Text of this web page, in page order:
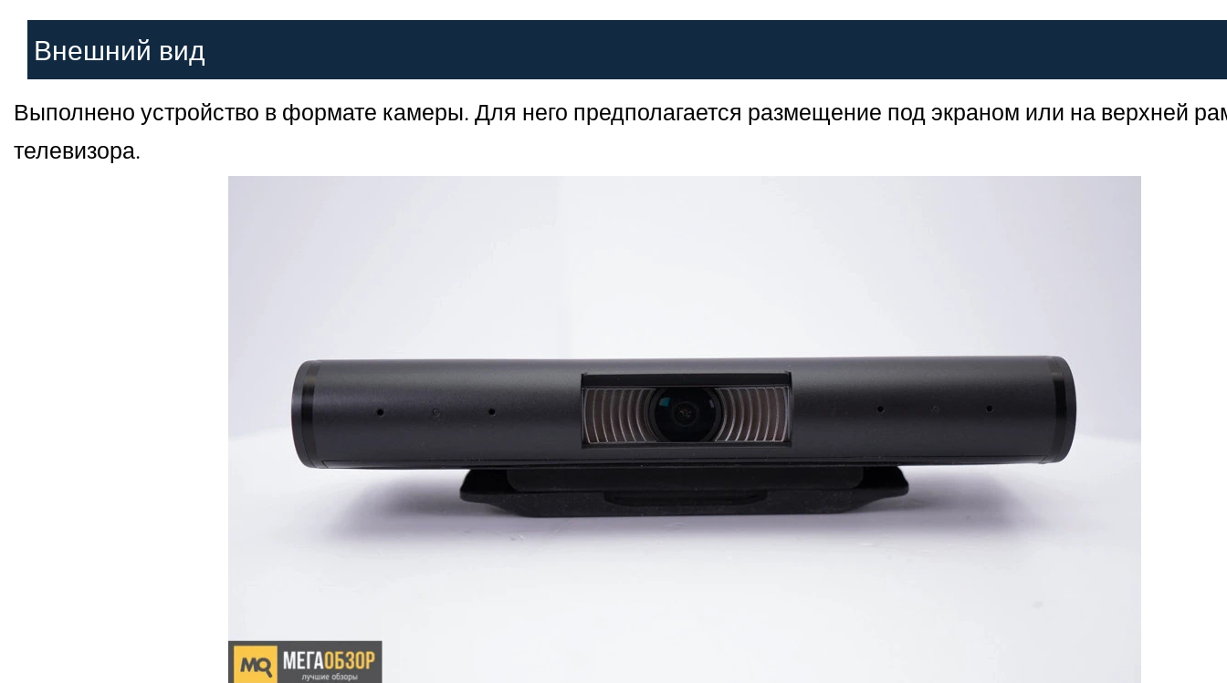
Внешний вид
Выполнено устройство в формате камеры. Для него предполагается размещение под экраном или на верхней
телевизора.